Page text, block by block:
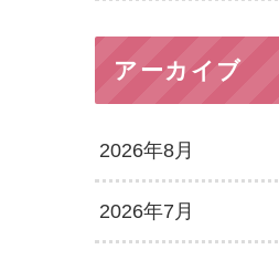
アーカイブ
2026年8月
2026年7月